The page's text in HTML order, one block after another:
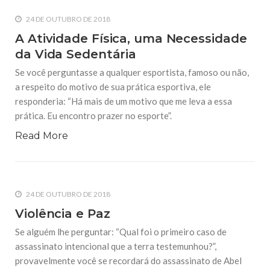
24 DE OUTUBRO DE 2018
A Atividade Física, uma Necessidade
da Vida Sedentária
Se você perguntasse a qualquer esportista, famoso ou não,
a respeito do motivo de sua prática esportiva, ele
responderia: “Há mais de um motivo que me leva a essa
prática. Eu encontro prazer no esporte”.
Read More
24 DE OUTUBRO DE 2018
Violência e Paz
Se alguém lhe perguntar: “Qual foi o primeiro caso de
assassinato intencional que a terra testemunhou?”,
provavelmente você se recordará do assassinato de Abel